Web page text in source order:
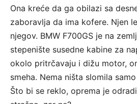
Ona kreće da ga obilazi sa
zaboravlja da ima kofere. Njen
njegov. BMW F700GS je na
stepenište susedne kabine za
okolo pritrčavaju i dižu motor,
smeha. Nema ništa slomila
Što bi se reklo, oprema je